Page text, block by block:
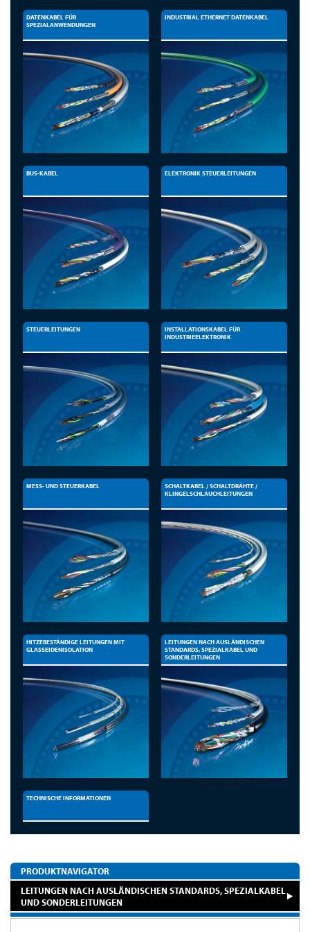
DATENKABEL FÜR
SPEZIALANWENDUNGEN
INDUSTRIAL ETHERNET DATENKABEL
BUS-KABEL ELEKTRONIK STEUERLEITUNGEN
STEUERLEITUNGEN
INSTALLATIONSKABEL FÜR
INDUSTRIEELEKTRONIK
MESS- UND STEUERKABEL
SCHALTKABEL / SCHALTDRÄHTE /
KLINGELSCHLAUCHLEITUNGEN
HITZEBESTÄNDIGE LEITUNGEN MIT
GLASSEIDENISOLATION
LEITUNGEN NACH AUSLÄNDISCHEN
STANDARDS, SPEZIALKABEL UND
SONDERLEITUNGEN
TECHNISCHE INFORMATIONEN
PRODUKTNAVIGATOR
LEITUNGEN NACH AUSLÄNDISCHEN STANDARDS, SPEZIALKABEL
UND SONDERLEITUNGEN